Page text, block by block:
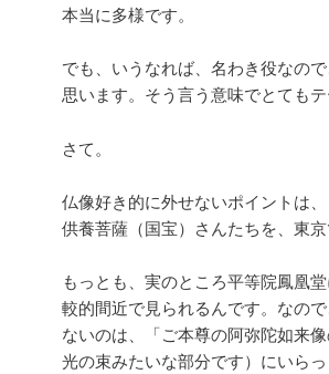
本当に多様です。
でも、いうなれば、名わき役なの
思います。そう言う意味でとても
さて。
仏像好き的に外せないポイントは
供養菩薩（国宝）さんたちを、東
もっとも、実のところ平等院鳳凰
較的間近で見られるんです。なの
ないのは、「ご本尊の阿弥陀如来
光の束みたいな部分です）にいら